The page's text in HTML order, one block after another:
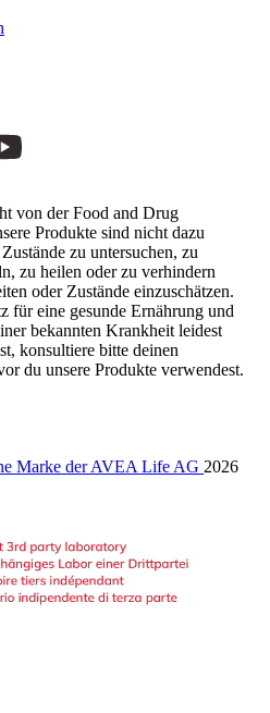
von der Food and Drug
Produkte sind nicht dazu
zu untersuchen, zu
zu heilen oder zu verhindern
oder Zustände einzuschätzen.
für eine gesunde Ernährung und
bekannten Krankheit leidest
konsultiere bitte deinen
du unsere Produkte verwendest.
Marke der AVEA Life AG 2026